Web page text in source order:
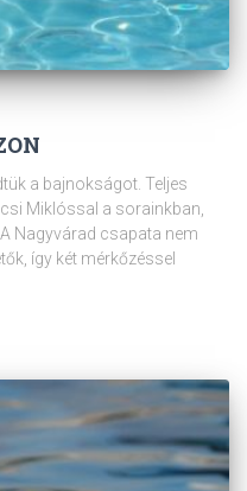
a bajnokságot. Teljes
Miklóssal a sorainkban,
Nagyvárad csapata nem
így két mérkőzéssel